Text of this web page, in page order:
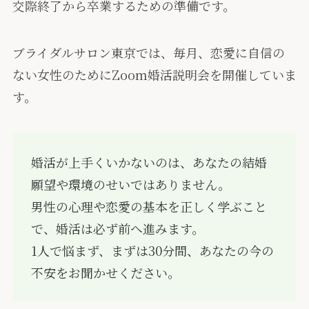
交際終了から卒業するための準備です。
ブライダルサロン東京では、毎月、恋愛に自信の
ない女性のためにZoom婚活説明会を開催していま
す。
婚活が上手くいかないのは、あなたの結婚
願望や環境のせいではありません。
男性の心理や恋愛の基本を正しく学ぶこと
で、婚活は必ず前へ進みます。
1人で悩まず、まずは30分間、あなたの今の
不安をお聞かせください。